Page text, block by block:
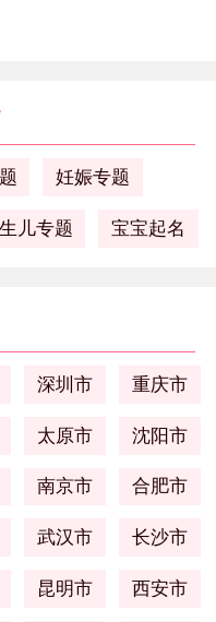
妊娠专题
儿专题 宝宝起名
深圳市 重庆市
太原市 沈阳市
南京市 合肥市
武汉市 长沙市
昆明市 西安市